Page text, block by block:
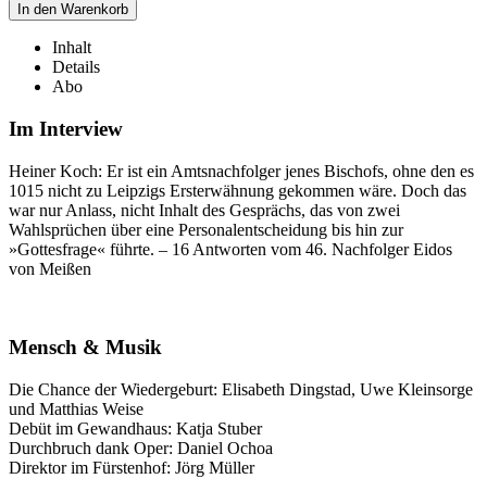
Inhalt
Details
Abo
Im Interview
Heiner Koch: Er ist ein Amtsnachfolger jenes Bischofs, ohne den es
1015 nicht zu Leipzigs Ersterwähnung gekommen wäre. Doch das
war nur Anlass, nicht Inhalt des Gesprächs, das von zwei
Wahlsprüchen über eine Personalentscheidung bis hin zur
»Gottesfrage« führte. – 16 Antworten vom 46. Nachfolger Eidos
von Meißen
Mensch & Musik
Die Chance der Wiedergeburt: Elisabeth Dingstad, Uwe Kleinsorge
und Matthias Weise
Debüt im Gewandhaus: Katja Stuber
Durchbruch dank Oper: Daniel Ochoa
Direktor im Fürstenhof: Jörg Müller